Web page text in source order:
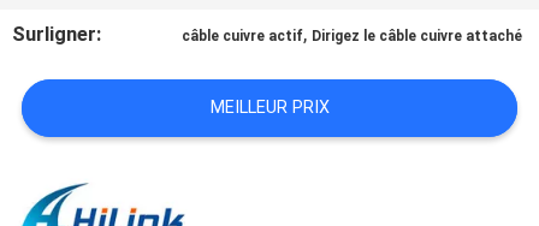
NOUS
CONTACTER
Surligner: câble cuivre actif, Dirigez le câble cuivre attaché
MEILLEUR PRIX